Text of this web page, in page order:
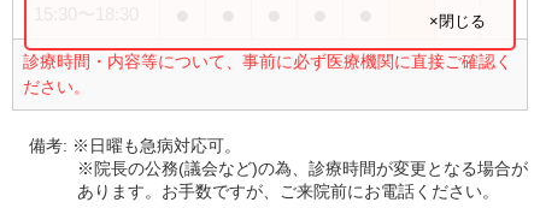
診療時間・内容等について、事前に必ず医療機関に直接ご確認く
ださい。
×閉じる
備考: ※日曜も急病対応可。
※院長の公務(議会など)の為、診療時間が変更となる場合が
あります。お手数ですが、ご来院前にお電話ください。